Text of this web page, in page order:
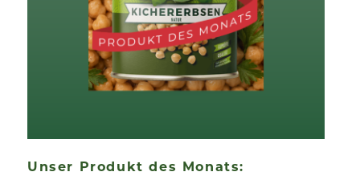
Unser Produkt des Monats: